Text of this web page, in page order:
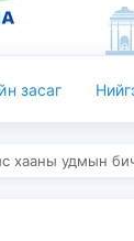
засаг
хааны удмын